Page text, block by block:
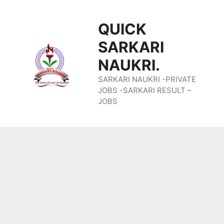
Content
QUICK
SARKARI
NAUKRI.
SARKARI NAUKRI -PRIVATE
JOBS -SARKARI RESULT –
JOBS